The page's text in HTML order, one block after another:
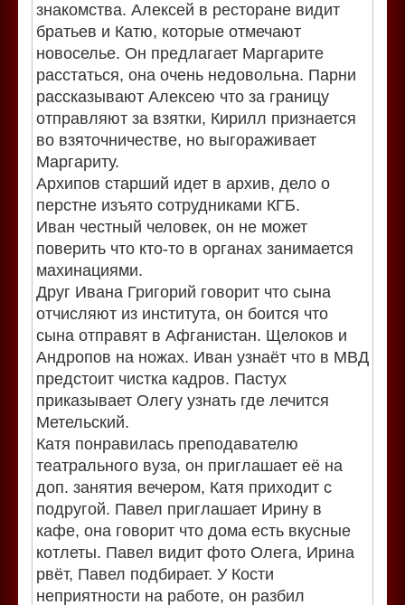
знакомства. Алексей в ресторане видит
братьев и Катю, которые отмечают
новоселье. Он предлагает Маргарите
расстаться, она очень недовольна. Парни
рассказывают Алексею что за границу
отправляют за взятки, Кирилл признается
во взяточничестве, но выгораживает
Маргариту.
Архипов старший идет в архив, дело о
перстне изъято сотрудниками КГБ.
Иван честный человек, он не может
поверить что кто-то в органах занимается
махинациями.
Друг Ивана Григорий говорит что сына
отчисляют из института, он боится что
сына отправят в Афганистан. Щелоков и
Андропов на ножах. Иван узнаёт что в МВД
предстоит чистка кадров. Пастух
приказывает Олегу узнать где лечится
Метельский.
Катя понравилась преподавателю
театрального вуза, он приглашает её на
доп. занятия вечером, Катя приходит с
подругой. Павел приглашает Ирину в
кафе, она говорит что дома есть вкусные
котлеты. Павел видит фото Олега, Ирина
рвёт, Павел подбирает. У Кости
неприятности на работе, он разбил